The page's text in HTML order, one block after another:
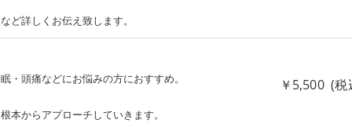
ど詳しくお伝え致します。
・頭痛などにお悩みの方におすすめ。
本からアプローチしていきます。
￥5,500 (税